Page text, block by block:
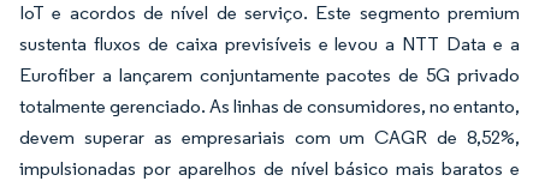
IoT e acordos de nível de serviço. Este segmento premium
sustenta fluxos de caixa previsíveis e levou a NTT Data e a
Eurofiber a lançarem conjuntamente pacotes de 5G privado
totalmente gerenciado. As linhas de consumidores, no entanto,
devem superar as empresariais com um CAGR de 8,52%,
impulsionadas por aparelhos de nível básico mais baratos e